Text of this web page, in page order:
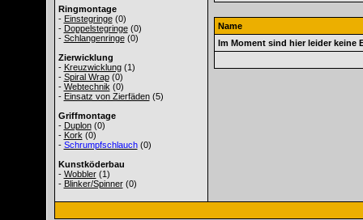
Ringmontage
- Einstegringe(0)
- Doppelstegringe(0)
- Schlangenringe(0)
Zierwicklung
- Kreuzwicklung(1)
- Spiral Wrap(0)
- Webtechnik (0)
- Einsatz von Zierfäden(5)
Griffmontage
- Duplon(0)
- Kork (0)
- Schrumpfschlauch(0)
Kunstköderbau
- Wobbler(1)
- Blinker/Spinner(0)
Name
Im Moment sind hier leider keine